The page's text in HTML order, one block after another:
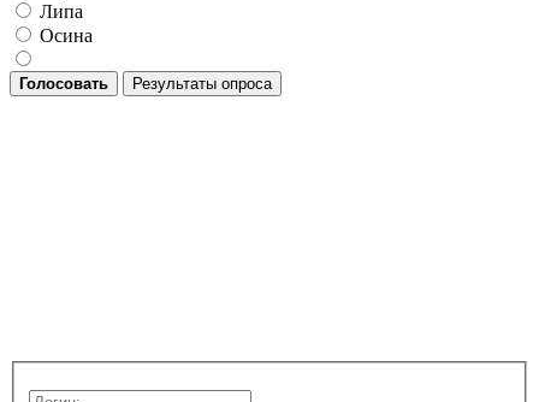
Липа
Осина
Голосовать Результаты опроса